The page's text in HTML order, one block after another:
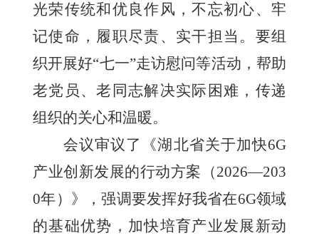
光荣传统和优良作风，不忘初心、牢
记使命，履职尽责、实干担当。要组
织开展好“七一”走访慰问等活动，帮助
老党员、老同志解决实际困难，传递
组织的关心和温暖。
会议审议了《湖北省关于加快6G
产业创新发展的行动方案（2026—203
0年）》，强调要发挥好我省在6G领域
的基础优势，加快培育产业发展新动